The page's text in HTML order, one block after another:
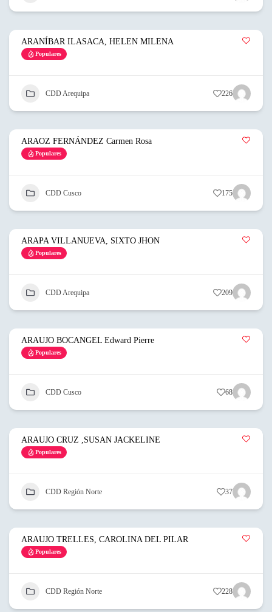
ARANÍBAR ILASACA, HELEN MILENA
Populares
CDD Arequipa 226
ARAOZ FERNÁNDEZ Carmen Rosa
Populares
CDD Cusco 175
ARAPA VILLANUEVA, SIXTO JHON
Populares
CDD Arequipa 209
ARAUJO BOCANGEL Edward Pierre
Populares
CDD Cusco 68
ARAUJO CRUZ ,SUSAN JACKELINE
Populares
CDD Región Norte 37
ARAUJO TRELLES, CAROLINA DEL PILAR
Populares
CDD Región Norte 228